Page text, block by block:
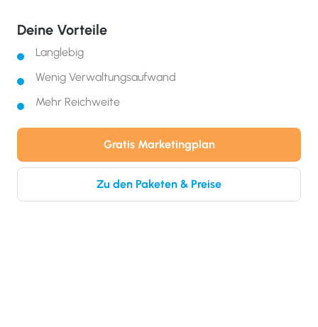
Deine Vorteile
Langlebig
Wenig Verwaltungsaufwand
Mehr Reichweite
Gratis Marketingplan
Zu den Paketen & Preise